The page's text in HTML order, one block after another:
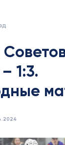
1:3.